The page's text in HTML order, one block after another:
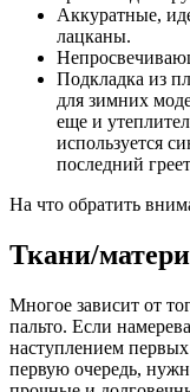
Аккуратные,
лацканы.
Подкладка из
для зимних
еще и
используется
последний
На что обратить
Ткани/
Многое зависит от
пальто. Если
наступлением
первую очередь,